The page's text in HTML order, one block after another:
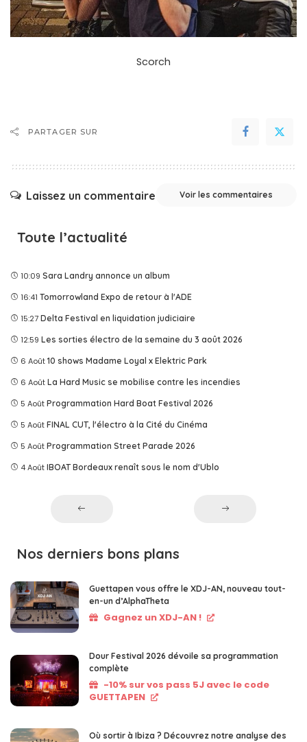
Scorch
PARTAGER SUR
Laissez un commentaire Voir les commentaires
Toute l’actualité
10:09 Sara Landry annonce un album
16:41 Tomorrowland Expo de retour à l'ADE
15:27 Delta Festival en liquidation judiciaire
12:59 Les sorties électro de la semaine du 3 août 2026
6 Août 10 shows Madame Loyal x Elektric Park
6 Août La Hard Music se mobilise contre les incendies
5 Août Programmation Hard Boat Festival 2026
5 Août FINAL CUT, l'électro à la Cité du Cinéma
5 Août Programmation Street Parade 2026
4 Août IBOAT Bordeaux renaît sous le nom d'Ublo
Nos derniers bons plans
Guettapen vous offre le XDJ-AN, nouveau tout-
en-un d’AlphaTheta
Gagnez un XDJ-AN !
Dour Festival 2026 dévoile sa programmation
complète
-10% sur vos pass 5J avec le code
GUETTAPEN
Où sortir à Ibiza ? Découvrez notre analyse des